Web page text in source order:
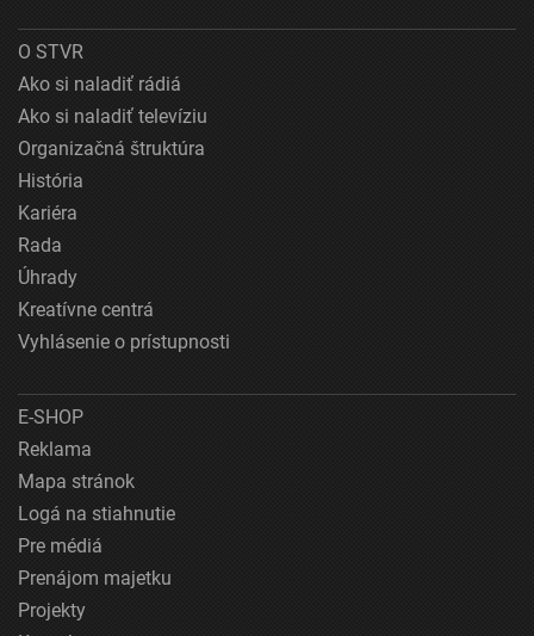
O STVR
Ako si naladiť rádiá
Ako si naladiť televíziu
Organizačná štruktúra
História
Kariéra
Rada
Úhrady
Kreatívne centrá
Vyhlásenie o prístupnosti
E-SHOP
Reklama
Mapa stránok
Logá na stiahnutie
Pre médiá
Prenájom majetku
Projekty